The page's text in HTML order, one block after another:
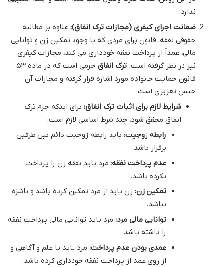
ندارد.
ضمانت اجرای کیفری (مجازات ترک انفاق): علاوه بر مطالبه
حقوقی نفقه، قانون برای مردی که با وجود تمکین زن و توانایی
مالی، عمداً از پرداخت نفقه خودداری می کند، مجازات کیفری
نیز در نظر گرفته است. ترک انفاق
جرمی است که در ماده ۵۳
قانون حمایت خانواده مورد اشاره قرار گرفته و مجازات آن
حبس تعزیری است.
شرایط لازم برای اثبات ترک انفاق: برای اینکه جرم ترک
انفاق محقق شود، چند شرط اساسی لازم است:
رابطه زوجیت: باید رابطه زوجیت دائم بین طرفین
برقرار باشد.
عدم پرداخت نفقه: مرد باید نفقه زن را پرداخت
نکرده باشد.
تمکین زن: زن باید از مرد تمکین کرده باشد و ناشزه
نباشد.
توانایی مالی مرد: مرد باید توانایی مالی پرداخت نفقه
را داشته باشد.
عمدی بودن عدم پرداخت: مرد باید با علم و آگاهی و
از روی عمد از پرداخت نفقه خودداری کرده باشد.